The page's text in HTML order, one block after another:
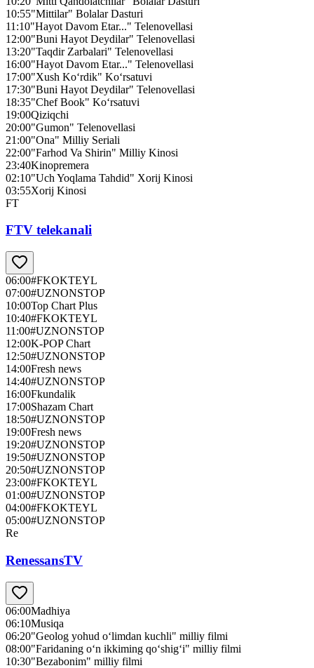
10:55"Mittilar" Bolalar Dasturi
11:10"Hayot Davom Etar..." Telenovellasi
12:00"Buni Hayot Deydilar" Telenovellasi
13:20"Taqdir Zarbalari" Telenovellasi
16:00"Hayot Davom Etar..." Telenovellasi
17:00"Xush Ko‘rdik" Ko‘rsatuvi
17:30"Buni Hayot Deydilar" Telenovellasi
18:35"Chef Book" Ko‘rsatuvi
19:00Qiziqchi
20:00"Gumon" Telenovellasi
21:00"Ona" Milliy Seriali
22:00"Farhod Va Shirin" Milliy Kinosi
23:40Kinopremera
02:10"Uch Yoqlama Tahdid" Xorij Kinosi
03:55Xorij Kinosi
FT
FTV telekanali
06:00#FKOKTEYL
07:00#UZNONSTOP
10:00Top Chart Plus
10:40#FKOKTEYL
11:00#UZNONSTOP
12:00K-POP Chart
12:50#UZNONSTOP
14:00Fresh news
14:40#UZNONSTOP
16:00Fkundalik
17:00Shazam Chart
18:50#UZNONSTOP
19:00Fresh news
19:20#UZNONSTOP
19:50#UZNONSTOP
20:50#UZNONSTOP
23:00#FKOKTEYL
01:00#UZNONSTOP
04:00#FKOKTEYL
05:00#UZNONSTOP
Re
RenessansTV
06:00Madhiya
06:10Musiqa
06:20"Geolog yohud o‘limdan kuchli" milliy filmi
08:00"Faridaning o‘n ikkiming qo‘shig‘i" milliy filmi
10:30"Bezabonim" milliy filmi